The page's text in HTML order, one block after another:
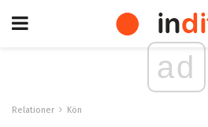
ad
Relationer Kön